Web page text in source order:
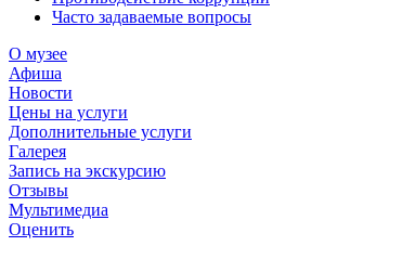
Часто задаваемые вопросы
О музее
Афиша
Новости
Цены на услуги
Дополнительные услуги
Галерея
Запись на экскурсию
Отзывы
Мультимедиа
Оценить